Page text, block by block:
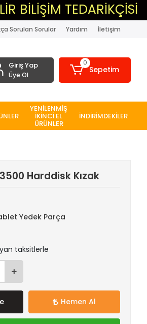
TEDARİKÇİSİ
Sorulan Sorular Yardım İletişim
Giriş Yap
Üye Ol
0
Sepetim
YENİLENMİŞ
İKİNCİ EL
ÜRÜNLER
İNDİRİMDEKİLER
Harddisk Kızak
Yedek Parça
taksitlerle
Hemen Al